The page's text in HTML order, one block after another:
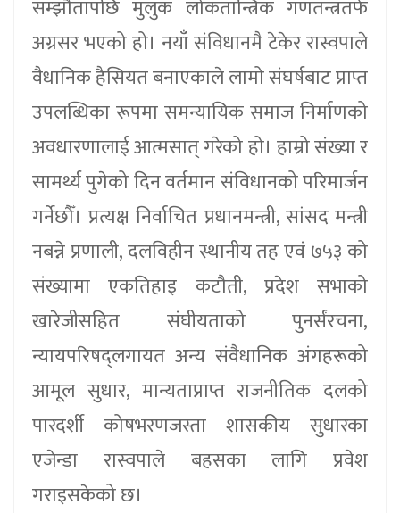
सम्झौतापछि मुलुक लोकतान्त्रिक गणतन्त्रतर्फ
अग्रसर भएको हो। नयाँ संविधानमै टेकेर रास्वपाले
वैधानिक हैसियत बनाएकाले लामो संघर्षबाट प्राप्त
उपलब्धिका रूपमा समन्यायिक समाज निर्माणको
अवधारणालाई आत्मसात् गरेको हो। हाम्रो संख्या र
सामर्थ्य पुगेको दिन वर्तमान संविधानको परिमार्जन
गर्नेछौँ। प्रत्यक्ष निर्वाचित प्रधानमन्त्री, सांसद मन्त्री
नबन्ने प्रणाली, दलविहीन स्थानीय तह एवं ७५३ को
संख्यामा एकतिहाइ कटौती, प्रदेश सभाको
खारेजीसहित संघीयताको पुनर्संरचना,
न्यायपरिषद्‌लगायत अन्य संवैधानिक अंगहरूको
आमूल सुधार, मान्यताप्राप्त राजनीतिक दलको
पारदर्शी कोषभरणजस्ता शासकीय सुधारका
एजेन्डा रास्वपाले बहसका लागि प्रवेश
गराइसकेको छ।